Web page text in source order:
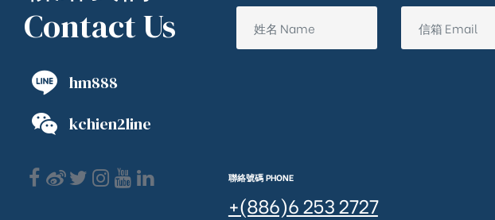
Contact Us
hm888
kchien2line
聯絡號碼 PHONE
+(886)6 253 2727